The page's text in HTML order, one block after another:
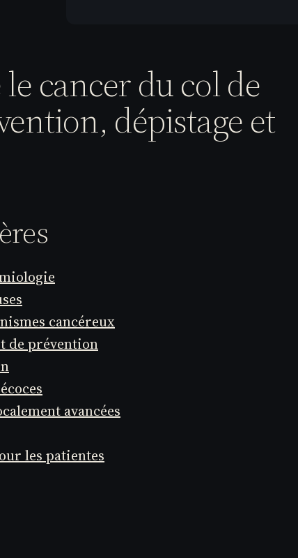
cancer du col de
dépistage et
cancéreux
de prévention
avancées
les patientes